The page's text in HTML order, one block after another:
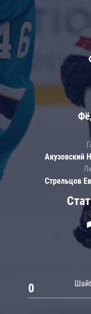
0
Акузовский
Стрельцов